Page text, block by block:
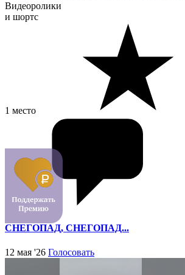
Видеоролики
и шортс
1 место
СНЕГОПАД, СНЕГОПАД...
12 мая '26 Голосовать